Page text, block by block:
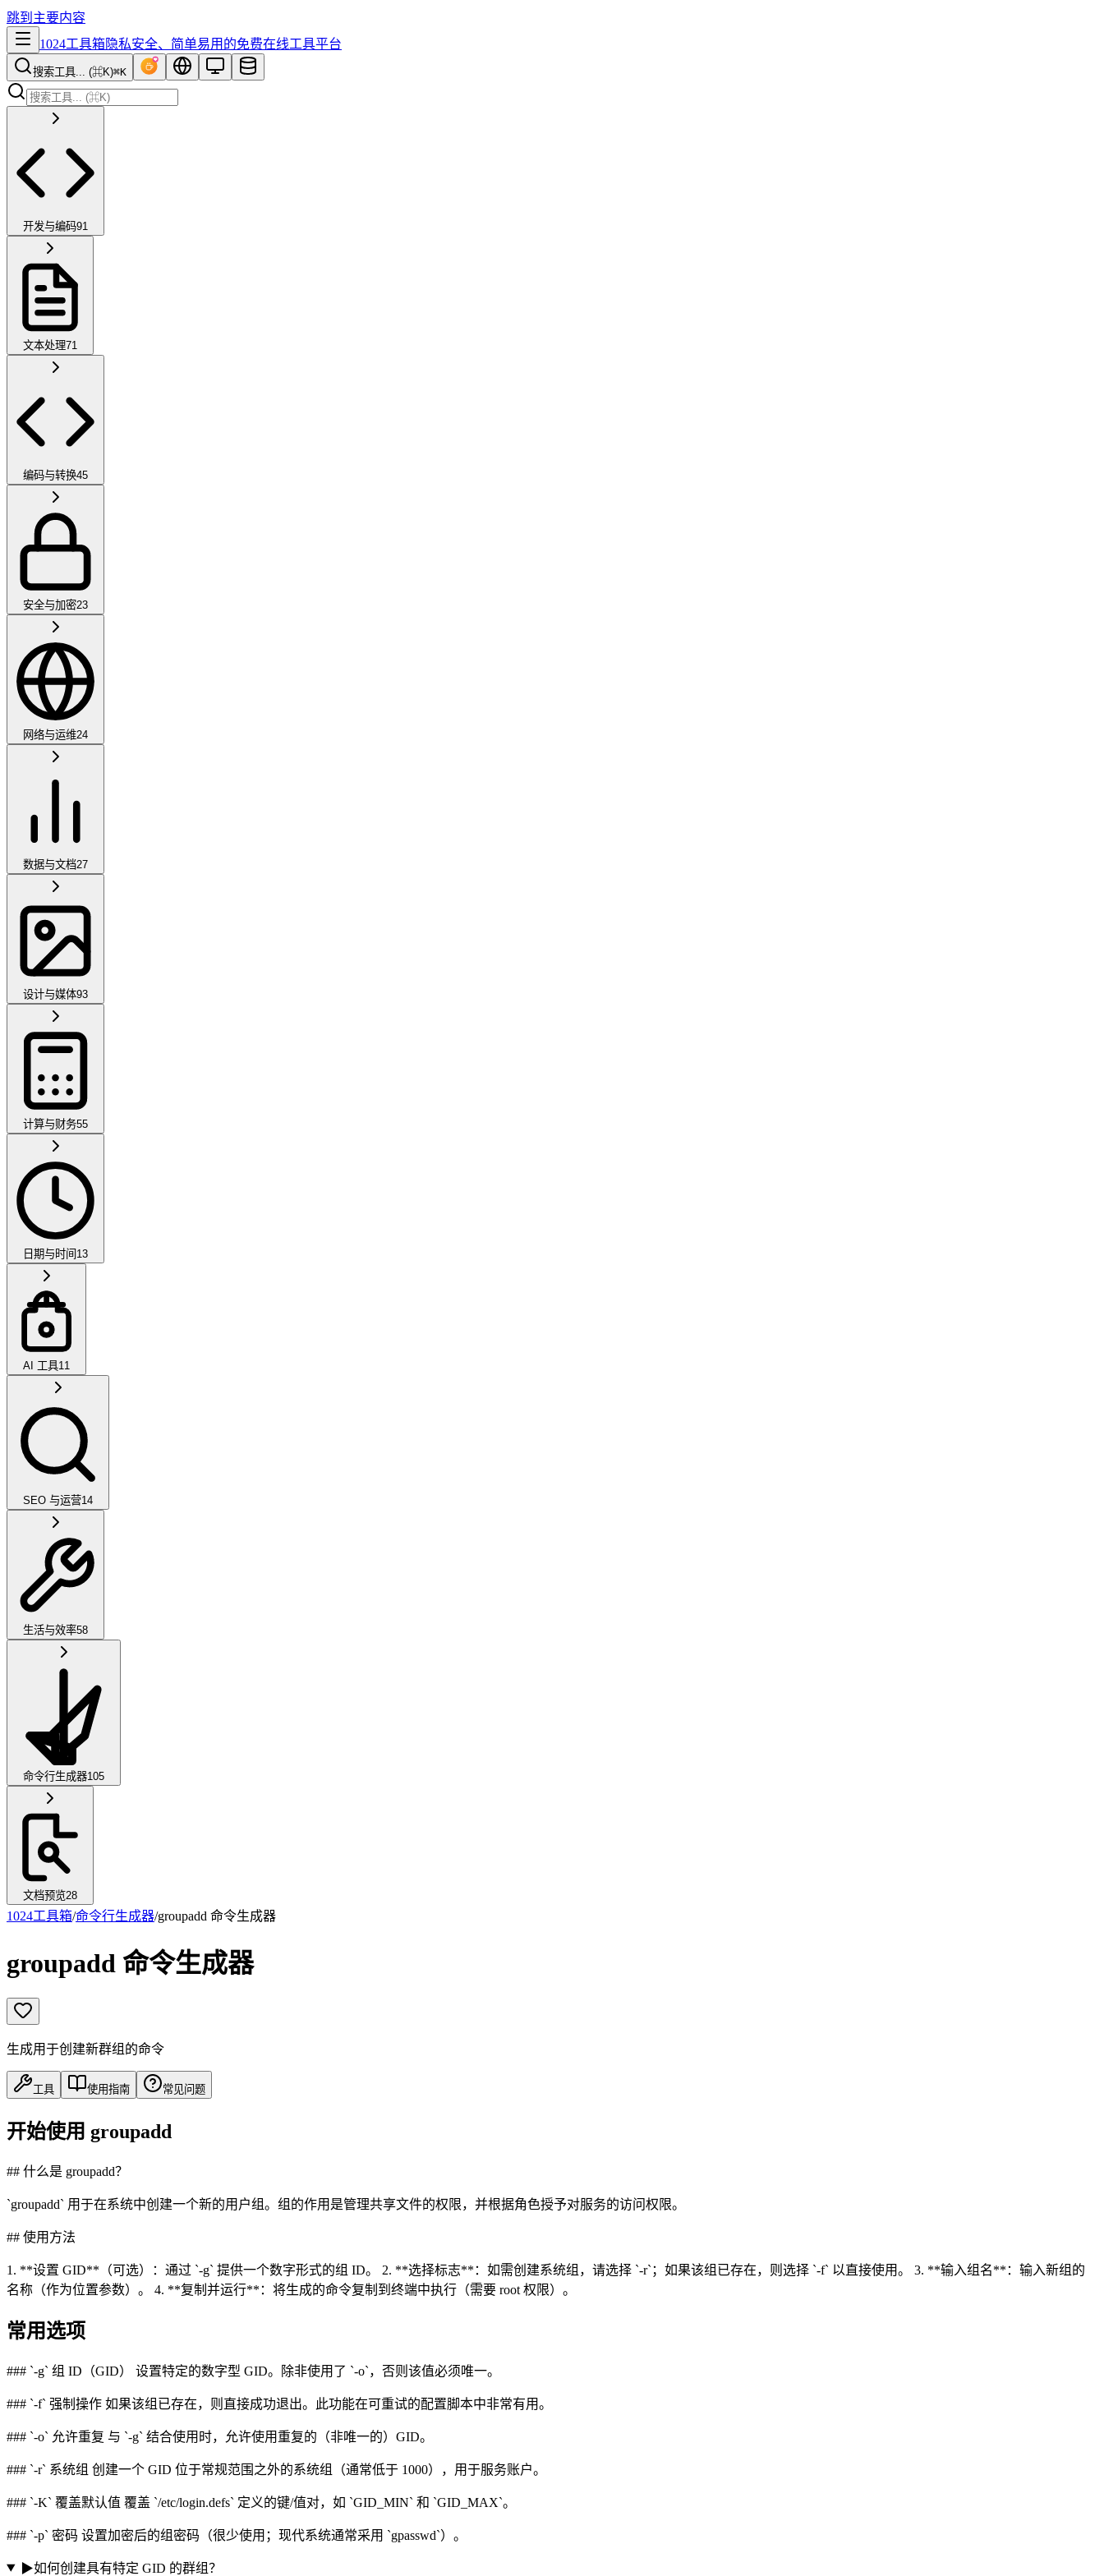
跳到主要内容
1024工具箱隐私安全、简单易用的免费在线工具平台
搜索工具... (⌘K)⌘K
开发与编码91
文本处理71
编码与转换45
安全与加密23
网络与运维24
数据与文档27
设计与媒体93
计算与财务55
日期与时间 13
AI 工具11
SEO 与运营14
生活与效率58
命令行生成器105
文档预览28
1024工具箱/命令行生成器/groupadd 命令生成器
groupadd 命令生成器
生成用于创建新群组的命令
工具 使用指南 常见问题
开始使用 groupadd
## 什么是 groupadd？
`groupadd` 用于在系统中创建一个新的用户组。组的作用是管理共享文件的权限，并根据角色授予对服务的访问权限。
## 使用方法
1. **设置 GID**（可选）：通过 `-g` 提供一个数字形式的组 ID。 2. **选择标志**：如需创建系统组，请选择 `-r`；如果该组已存在，则选择 `-f` 以直接使用。 3. **输入组名**：输入新组的
名称（作为位置参数）。 4. **复制并运行**：将生成的命令复制到终端中执行（需要 root 权限）。
常用选项
### `-g` 组 ID（GID） 设置特定的数字型 GID。除非使用了 `-o`，否则该值必须唯一。
### `-f` 强制操作 如果该组已存在，则直接成功退出。此功能在可重试的配置脚本中非常有用。
### `-o` 允许重复 与 `-g` 结合使用时，允许使用重复的（非唯一的）GID。
### `-r` 系统组 创建一个 GID 位于常规范围之外的系统组（通常低于 1000），用于服务账户。
### `-K` 覆盖默认值 覆盖 `/etc/login.defs` 定义的键/值对，如 `GID_MIN` 和 `GID_MAX`。
### `-p` 密码 设置加密后的组密码（很少使用；现代系统通常采用 `gpasswd`）。
▶如何创建具有特定 GID 的群组？